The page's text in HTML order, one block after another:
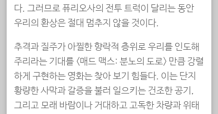
다. 그러므로 퓨리오사의 전투 트럭이 달리는 동안
우리의 환상은 절대 멈추지 않을 것이다.
추격과 질주가 아찔한 향락적 층위로 우리를 인도해
주리라는 기대를 <매드 맥스: 분노의 도로> 만큼 강렬
하게 구현하는 영화는 찾아 보기 힘들다. 이는 단지
황량한 사막과 갈증을 불러 일으키는 건조한 공기,
그리고 모래 바람이나 거대하고 고독한 차량과 위태